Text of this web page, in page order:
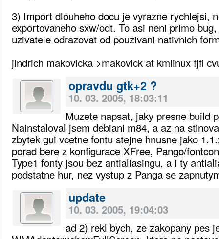
3) Import dlouheho docu je vyrazne rychlejsi,
exportovaneho sxw/odt. To asi neni primo
uzivatele odrazovat od pouzivani nativnich
jindrich makovicka >makovick at kmlinux fjfi
opravdu gtk+2 ?
10. 03. 2005, 18:03:11
Muzete napsat, jaky presne build
Nainstaloval jsem debiani m84, a az na
zbytek gui vcetne fontu stejne hnusne jako
porad bere z konfigurace XFree, Pango/
Type1 fonty jsou bez antialiasingu, a i ty
podstatne hur, nez vystup z Panga se
update
10. 03. 2005, 19:04:03
ad 2) rekl bych, ze zakopany pes